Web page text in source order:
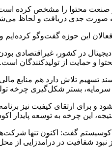
محتوا را مشخص کرده
صورت جدی دریافت و لحاظ
این حوزه گفت‌وگو
در کشور،
و حمایت از تولیدکنندگان است.
تسهیم تلاش دارد هم منابع
بستر شکل‌گیری چرخه
و برای ارتقای کیفیت نیز
این چرخه به توسعه پایدار
اکوسیستم گفت: اکنون تنها
نبود شفافیت در درآمدزایی از